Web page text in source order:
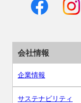
会社情報
企業情報
サステナビリティ